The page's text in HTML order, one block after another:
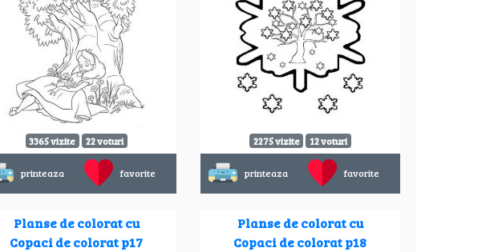
3365 vizite 22 voturi
printeaza favorite
2275 vizite 12 voturi
printeaza favorite
Planse de colorat cu
Copaci de colorat p17
Planse de colorat cu
Copaci de colorat p18